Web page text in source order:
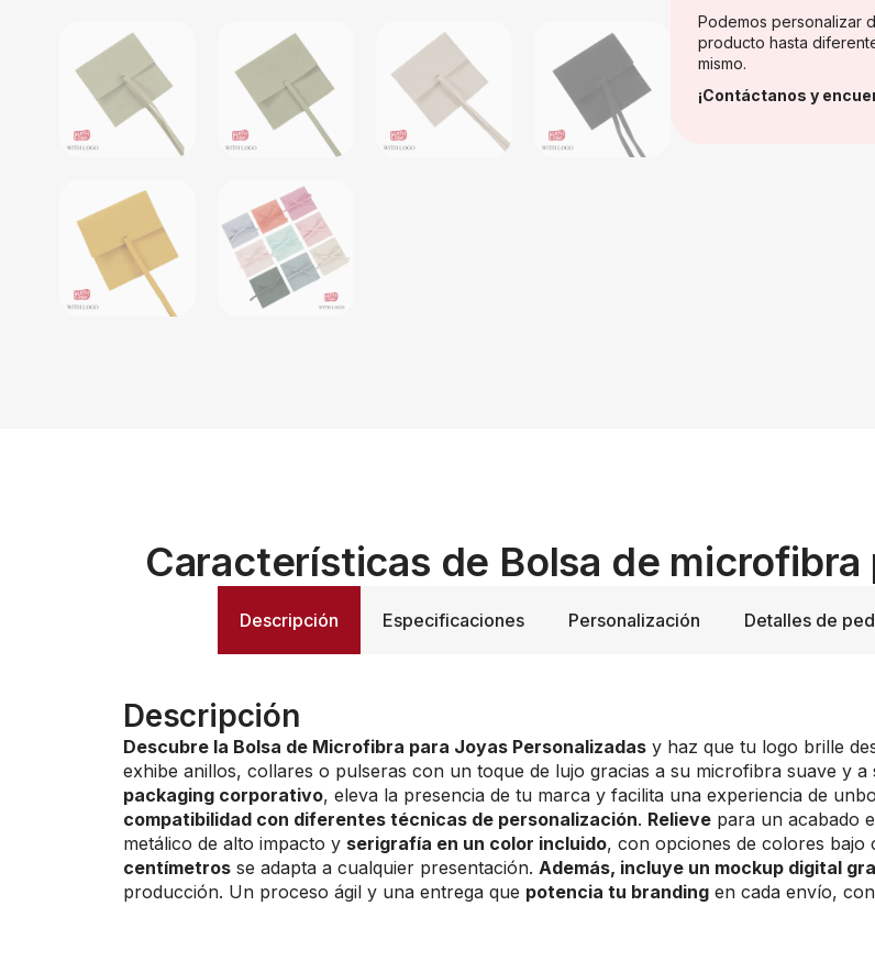
Podemos personalizar
producto hasta
mismo.
¡Contáctanos y
Características de Bolsa de microfibra
Descripción Especificaciones Personalización Detalles de
Descripción
Descubre la Bolsa de Microfibra para Joyas Personalizadas y haz que tu logo brille
exhibe anillos, collares o pulseras con un toque de lujo gracias a su microfibra suave y a
packaging corporativo, eleva la presencia de tu marca y facilita una experiencia de
compatibilidad con diferentes técnicas de personalización. Relieve para un acabado
metálico de alto impacto y serigrafía en un color incluido, con opciones de colores bajo
centímetros se adapta a cualquier presentación. Además, incluye un mockup digital
producción. Un proceso ágil y una entrega que potencia tu branding en cada envío, con